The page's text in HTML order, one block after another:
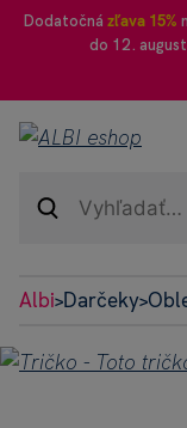
Dodatočná zľava 15%
do 12.
Albi>Darčeky>